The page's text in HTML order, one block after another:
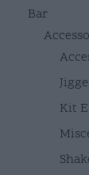
Bar
Kit